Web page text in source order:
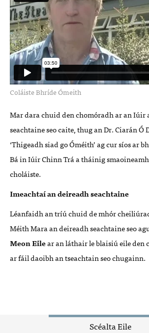
Coláiste Bhríde Ómeith
Mar dara chuid den chomóradh ar an Iúir
seachtaine seo caite, thug an Dr. Ciarán Ó
‘Thigeadh siad go Óméith’ ag cur síos ar
Bá in Iúir Chinn Trá a tháinig
choláiste.
Imeachtaí an deireadh seachtaine
Léanfaidh an tríú chuid de mhór
Méith Mara an deireadh seachtaine seo
Meon Eilear an láthair le blaisiú eile den
ar fáil daoibh an tseachtain seo chugainn.
Scéalta Eile